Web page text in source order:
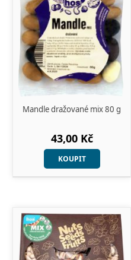
Mandle dražované mix 80 g
43,00 Kč
KOUPIT